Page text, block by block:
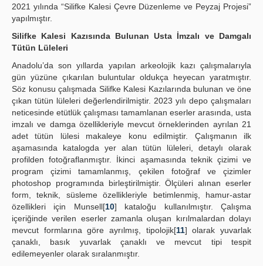
2021 yılında “Silifke Kalesi Çevre Düzenleme ve Peyzaj Projesi”
yapılmıştır.
Silifke Kalesi Kazısında Bulunan Usta İmzalı ve Damgalı
Tütün Lüleleri
Anadolu’da son yıllarda yapılan arkeolojik kazı çalışmalarıyla
gün yüzüne çıkarılan buluntular oldukça heyecan yaratmıştır.
Söz konusu çalışmada Silifke Kalesi Kazılarında bulunan ve öne
çıkan tütün lüleleri değerlendirilmiştir. 2023 yılı depo çalışmaları
neticesinde etütlük çalışması tamamlanan eserler arasında, usta
imzalı ve damga özellikleriyle mevcut örneklerinden ayrılan 21
adet tütün lülesi makaleye konu edilmiştir. Çalışmanın ilk
aşamasında katalogda yer alan tütün lüleleri, detaylı olarak
profilden fotoğraflanmıştır. İkinci aşamasında teknik çizimi ve
program çizimi tamamlanmış, çekilen fotoğraf ve çizimler
photoshop programında birleştirilmiştir. Ölçüleri alınan eserler
form, teknik, süsleme özellikleriyle betimlenmiş, hamur-astar
özellikleri için Munsell[10] kataloğu kullanılmıştır. Çalışma
içeriğinde verilen eserler zamanla oluşan kırılmalardan dolayı
mevcut formlarına göre ayrılmış, tipolojik[11] olarak yuvarlak
çanaklı, basık yuvarlak çanaklı ve mevcut tipi tespit
edilemeyenler olarak sıralanmıştır.